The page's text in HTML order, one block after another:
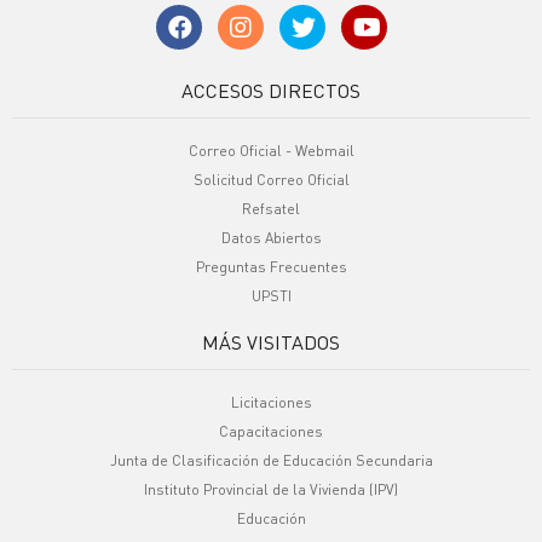
ACCESOS DIRECTOS
Correo Oficial - Webmail
Solicitud Correo Oficial
Refsatel
Datos Abiertos
Preguntas Frecuentes
UPSTI
MÁS VISITADOS
Licitaciones
Capacitaciones
Junta de Clasificación de Educación Secundaria
Instituto Provincial de la Vivienda (IPV)
Educación